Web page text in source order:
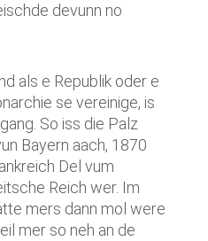
devunn no
als e Republik oder e
se vereinige, is
So iss die Palz
Bayern aach, 1870
Del vum
Reich wer. Im
mers dann mol were
mer so neh an de